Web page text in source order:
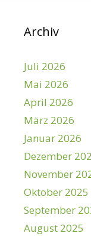
Archiv
Juli 2026
Mai 2026
April 2026
März 2026
Januar 2026
Dezember
November
Oktober 2025
September
August 2025